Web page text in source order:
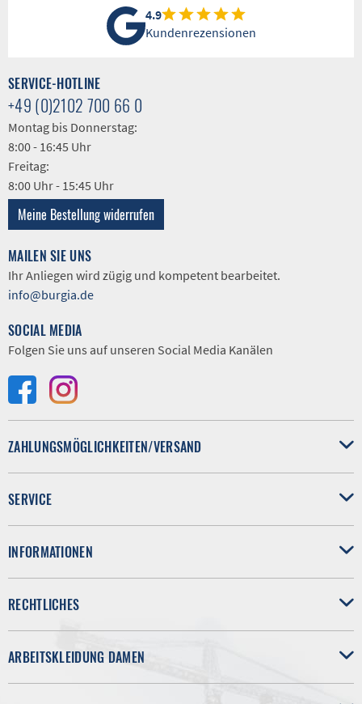
4.9
Kundenrezensionen
SERVICE-HOTLINE
+49 (0)2102 700 66 0
Montag bis Donnerstag:
8:00 - 16:45 Uhr
Freitag:
8:00 Uhr - 15:45 Uhr
Meine Bestellung widerrufen
MAILEN SIE UNS
Ihr Anliegen wird zügig und kompetent bearbeitet.
info@burgia.de
SOCIAL MEDIA
Folgen Sie uns auf unseren Social Media Kanälen
ZAHLUNGSMÖGLICHKEITEN/VERSAND
SERVICE
INFORMATIONEN
RECHTLICHES
ARBEITSKLEIDUNG DAMEN